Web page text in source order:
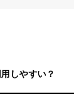
しやすい？